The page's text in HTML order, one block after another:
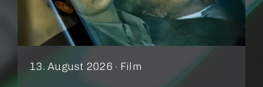
13. August 2026 · Film